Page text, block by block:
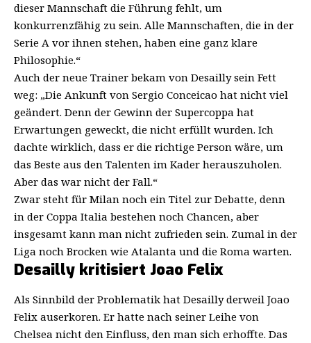
dieser Mannschaft die Führung fehlt, um
konkurrenzfähig zu sein. Alle Mannschaften, die in der
Serie A vor ihnen stehen, haben eine ganz klare
Philosophie.“
Auch der neue Trainer bekam von Desailly sein Fett
weg: „Die Ankunft von Sergio Conceicao hat nicht viel
geändert. Denn der Gewinn der Supercoppa hat
Erwartungen geweckt, die nicht erfüllt wurden. Ich
dachte wirklich, dass er die richtige Person wäre, um
das Beste aus den Talenten im Kader herauszuholen.
Aber das war nicht der Fall.“
Zwar steht für Milan noch ein Titel zur Debatte, denn
in der Coppa Italia bestehen noch Chancen, aber
insgesamt kann man nicht zufrieden sein. Zumal in der
Liga noch Brocken wie Atalanta und die Roma warten.
Desailly kritisiert Joao Felix
Als Sinnbild der Problematik hat Desailly derweil Joao
Felix auserkoren. Er hatte nach seiner Leihe von
Chelsea nicht den Einfluss, den man sich erhoffte. Das